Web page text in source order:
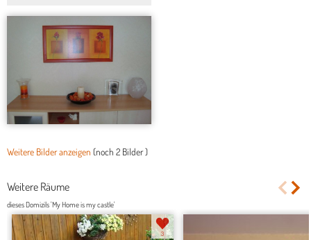
Weitere Bilder anzeigen (noch 2 Bilder)
Weitere Räume
dieses Domizils 'My Home is my castle'
3